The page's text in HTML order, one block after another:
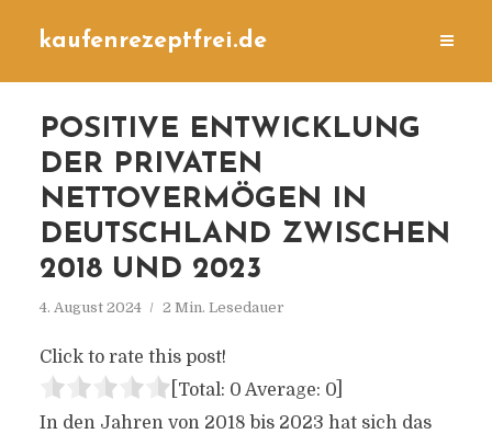
kaufenrezeptfrei.de
POSITIVE ENTWICKLUNG
DER PRIVATEN
NETTOVERMÖGEN IN
DEUTSCHLAND ZWISCHEN
2018 UND 2023
4. August 2024 2 Min. Lesedauer
Click to rate this post!
[Total: 0 Average: 0]
In den Jahren von 2018 bis 2023 hat sich das